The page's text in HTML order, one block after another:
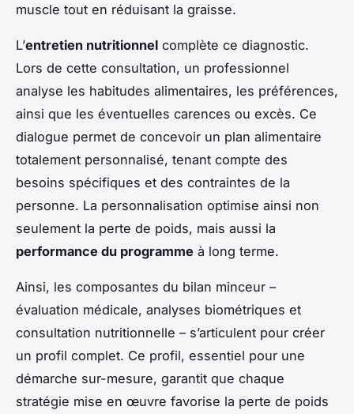
muscle tout en réduisant la graisse.
L’entretien nutritionnel complète ce diagnostic.
Lors de cette consultation, un professionnel
analyse les habitudes alimentaires, les préférences,
ainsi que les éventuelles carences ou excès. Ce
dialogue permet de concevoir un plan alimentaire
totalement personnalisé, tenant compte des
besoins spécifiques et des contraintes de la
personne. La personnalisation optimise ainsi non
seulement la perte de poids, mais aussi la
performance du programme à long terme.
Ainsi, les composantes du bilan minceur –
évaluation médicale, analyses biométriques et
consultation nutritionnelle – s’articulent pour créer
un profil complet. Ce profil, essentiel pour une
démarche sur-mesure, garantit que chaque
stratégie mise en œuvre favorise la perte de poids